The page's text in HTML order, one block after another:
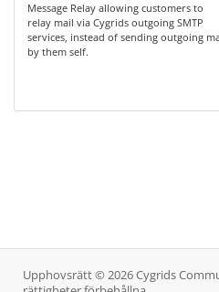
Message Relay allowing customers to
relay mail via Cygrids outgoing SMTP
services, instead of sending outgoing
by them self.
Upphovsrätt © 2026 Cygrids